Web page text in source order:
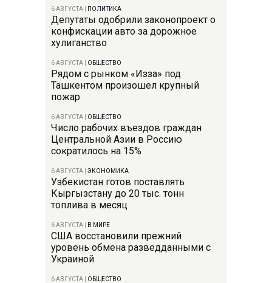
6 АВГУСТА ПОЛИТИКА
Депутаты одобрили законопроект о
конфискации авто за дорожное
хулиганство
6 АВГУСТА ОБЩЕСТВО
Рядом с рынком «Изза» под
Ташкентом произошел крупный
пожар
6 АВГУСТА ОБЩЕСТВО
Число рабочих въездов граждан
Центральной Азии в Россию
сократилось на 15%
6 АВГУСТА ЭКОНОМИКА
Узбекистан готов поставлять
Кыргызстану до 20 тыс. тонн
топлива в месяц
6 АВГУСТА В МИРЕ
США восстановили прежний
уровень обмена разведданными с
Украиной
6 АВГУСТА ОБЩЕСТВО